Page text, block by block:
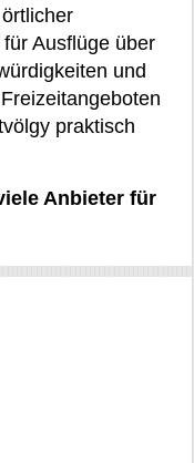
Ausflüge über
und
praktisch
Anbieter für